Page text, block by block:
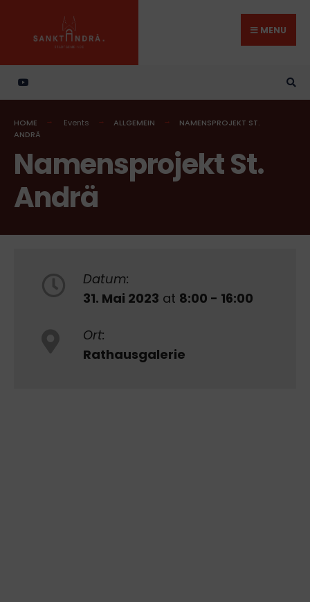
content
MENU
HOME Events ALLGEMEIN
NAMENSPROJEKT ST.
ANDRÄ
Namensprojekt St.
Andrä
Datum:
31. Mai 2023 at 8:00 - 16:00
Ort:
Rathausgalerie